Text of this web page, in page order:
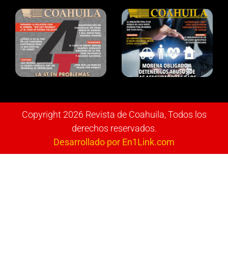
Copyright 2026 Revista de Coahuila, Todos los
derechos reservados.
Desarrollado por En1Link.com